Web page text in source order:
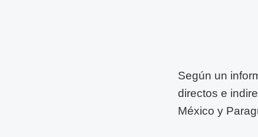
Según un
directos e
México y